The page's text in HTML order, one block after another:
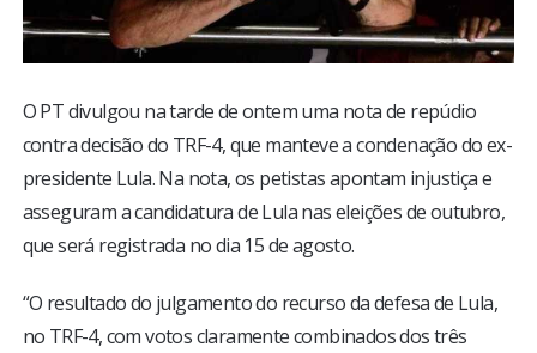
FOTOS
COLUNISTAS
O PT divulgou na tarde de ontem uma nota de repúdio
contra decisão do TRF-4, que manteve a condenação do ex-
presidente Lula. Na nota, os petistas apontam injustiça e
asseguram a candidatura de Lula nas eleições de outubro,
que será registrada no dia 15 de agosto.
“O resultado do julgamento do recurso da defesa de Lula,
no TRF-4, com votos claramente combinados dos três